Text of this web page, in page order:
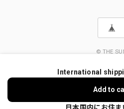
© THE
International
Add to
ショップに